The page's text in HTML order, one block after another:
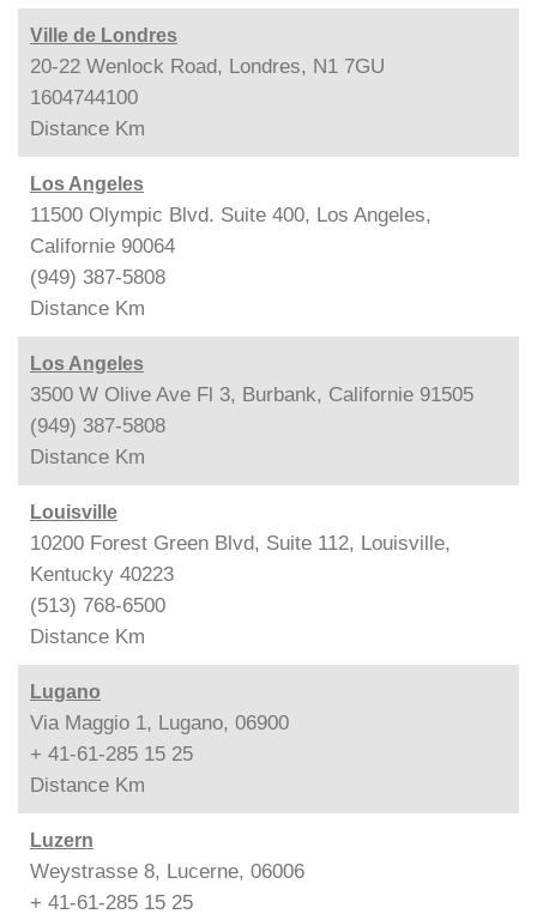
Ville de Londres
20-22 Wenlock Road, Londres, N1 7GU
1604744100
Distance Km
Los Angeles
11500 Olympic Blvd. Suite 400, Los Angeles,
Californie 90064
(949) 387-5808
Distance Km
Los Angeles
3500 W Olive Ave Fl 3, Burbank, Californie 91505
(949) 387-5808
Distance Km
Louisville
10200 Forest Green Blvd, Suite 112, Louisville,
Kentucky 40223
(513) 768-6500
Distance Km
Lugano
Via Maggio 1, Lugano, 06900
+ 41-61-285 15 25
Distance Km
Luzern
Weystrasse 8, Lucerne, 06006
+ 41-61-285 15 25